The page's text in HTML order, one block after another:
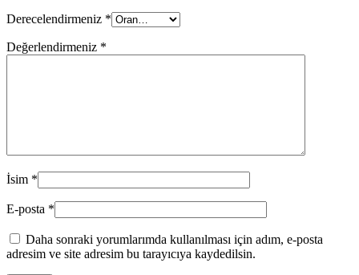
Derecelendirmeniz *
Değerlendirmeniz *
İsim *
E-posta *
Daha sonraki yorumlarımda kullanılması için adım, e-posta
adresim ve site adresim bu tarayıcıya kaydedilsin.